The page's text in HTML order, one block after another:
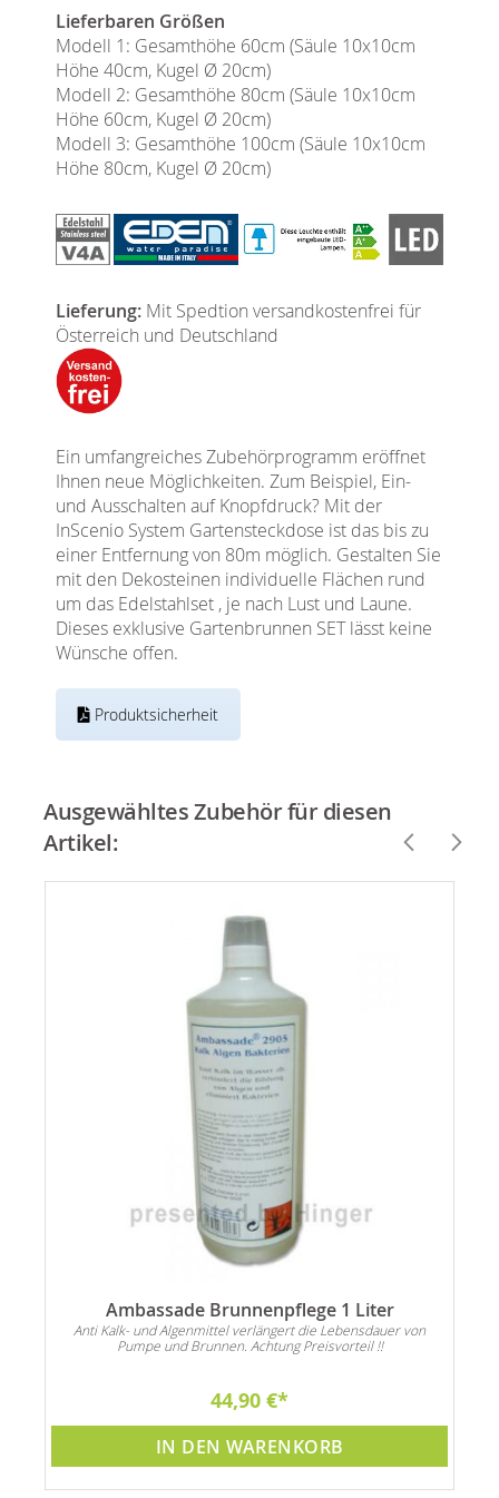
Lieferbaren Größen
Modell 1: Gesamthöhe 60cm (Säule 10x10cm
Höhe 40cm, Kugel Ø 20cm)
Modell 2: Gesamthöhe 80cm (Säule 10x10cm
Höhe 60cm, Kugel Ø 20cm)
Modell 3: Gesamthöhe 100cm (Säule 10x10cm
Höhe 80cm, Kugel Ø 20cm)
Lieferung: Mit Spedtion versandkostenfrei für
Österreich und Deutschland
Ein umfangreiches Zubehörprogramm eröffnet
Ihnen neue Möglichkeiten. Zum Beispiel, Ein-
und Ausschalten auf Knopfdruck? Mit der
InScenio System Gartensteckdose ist das bis zu
einer Entfernung von 80m möglich. Gestalten Sie
mit den Dekosteinen individuelle Flächen rund
um das Edelstahlset , je nach Lust und Laune.
Dieses exklusive Gartenbrunnen SET lässt keine
Wünsche offen.
Produktsicherheit
Ausgewähltes Zubehör für diesen
Artikel:
Ambassade Brunnenpflege 1 Liter
Anti Kalk- und Algenmittel verlängert die Lebensdauer von
Pumpe und Brunnen. Achtung Preisvorteil !!
44,90 €
IN DEN WARENKORB